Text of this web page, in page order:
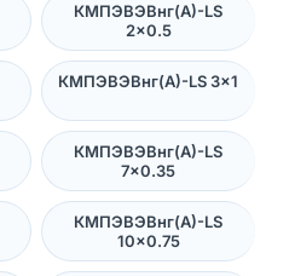
КМПЭВЭВнг(А)-LS
2×0.5
КМПЭВЭВнг(А)-LS 3×1
КМПЭВЭВнг(А)-LS
7×0.35
КМПЭВЭВнг(А)-LS
10×0.75